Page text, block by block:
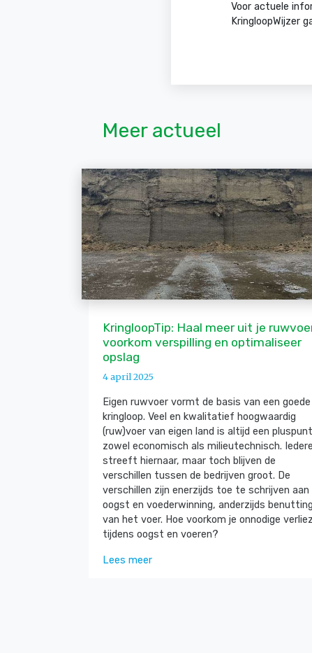
Voor actuele
KringloopWijzer
Meer actueel
KringloopTip: Haal meer uit je
voorkom verspilling en optimaliseer
opslag
4 april 2025
Eigen ruwvoer vormt de basis van een goede
kringloop. Veel en kwalitatief hoogwaardig
(ruw)voer van eigen land is altijd een
zowel economisch als milieutechnisch.
streeft hiernaar, maar toch blijven de
verschillen tussen de bedrijven groot. De
verschillen zijn enerzijds toe te schrijven aan
oogst en voederwinning, anderzijds benutting
van het voer. Hoe voorkom je onnodige
tijdens oogst en voeren?
Lees meer